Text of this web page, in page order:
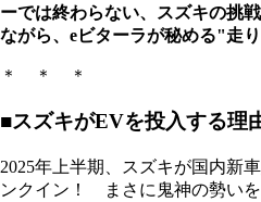
ーでは終わらない、スズキの挑
ながら、eビターラが秘める"走
＊ ＊ ＊
■スズキがEVを投入する理
2025年上半期、スズキが国内新
ンクイン！ まさに鬼神の勢い